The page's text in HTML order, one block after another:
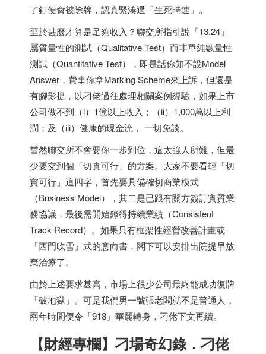
了釘便會被除牌，認真緊湊過「生死時速」。
至於甚麼才算是足夠收入？聯交所指引說「13.24」
屬質量性的測試（Qualitative Test）而非單純數量性
測試（Quantitative Test），即是話你知不設Model
Answer，費事你拿Marking Scheme來上訴，但還是
有腳影捉，以刁佬過往處理相關案例經驗，如果上市
公司做不到（i）1億以上收入；（ii）1,000萬以上利
潤；及（iii）健康的現金流， 一切免談。
當然聯交所不會要你一步到位，這太強人所難，但最
少要交到個「切實可行」的方案。大家不要看輕「切
實可行」這四字，首先要具備確切商業模式
（Business Model），其二是已跟有關方簽訂實質業
務協議，最後需開始錄得持續業績（Consistent
Track Record）。如果只有框架性經營改善計畫或
「西門吹雪」式的意向書，閣下可以安排出院提早放
棄治療了。
由於上述要求甚高，市場上很少公司最終能成功復牌
「破地獄」。可是我們男一號張老闆就不是普通人，
兩年時間便令「918」華麗轉身，刁佬下文再續。
【財經專欄】刁場奇幻錄．刁佬